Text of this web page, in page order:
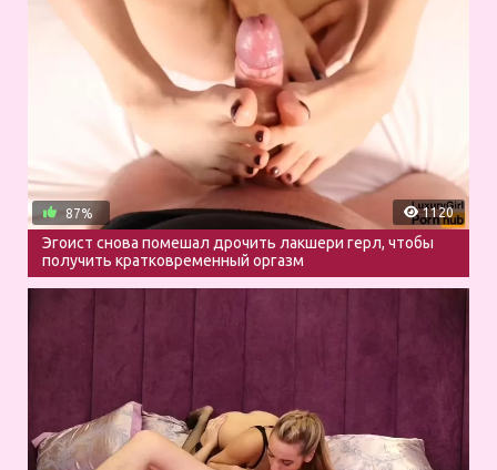
1120
87%
Эгоист снова помешал дрочить лакшери герл, чтобы
получить кратковременный оргазм